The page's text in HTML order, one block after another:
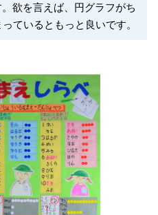
欲を言えば、円グラフがち
ているともっと良いです。